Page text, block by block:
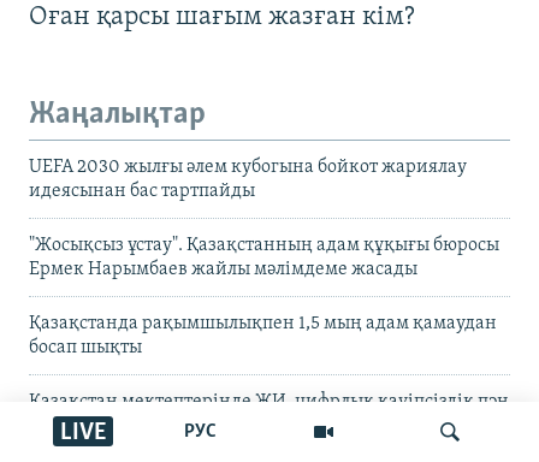
РУС
LIVE
Оған қарсы шағым жазған кім?
Жаңалықтар
UEFA 2030 жылғы әлем кубогына бойкот жариялау
идеясынан бас тартпайды
"Жосықсыз ұстау". Қазақстанның адам құқығы бюросы
Ермек Нарымбаев жайлы мәлімдеме жасады
Қазақстанда рақымшылықпен 1,5 мың адам қамаудан
босап шықты
Қазақстан мектептерінде ЖИ, цифрлық қауіпсіздік пән
ретінде оқытылады